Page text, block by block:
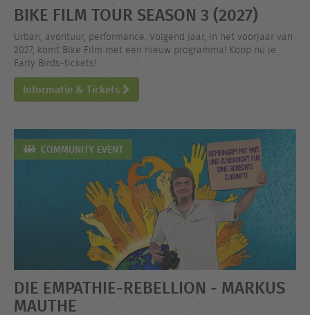
BIKE FILM TOUR SEASON 3 (2027)
Urban, avontuur, performance. Volgend jaar, in het voorjaar van
2027, komt Bike Film met een nieuw programma! Koop nu je
Early Birds-tickets!
Informatie & Tickets
COMMUNITY EVENT
DIE EMPATHIE-REBELLION - MARKUS
MAUTHE